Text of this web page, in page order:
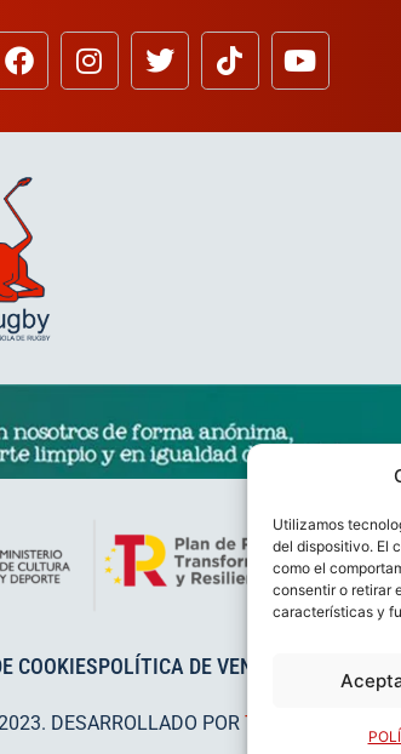
Utilizamos
del dispositivo. El
como el
consentir o retirar
características y
COOKIESPOLÍTICA DE VENTAS
DESARROLLADO POR TOOOLS